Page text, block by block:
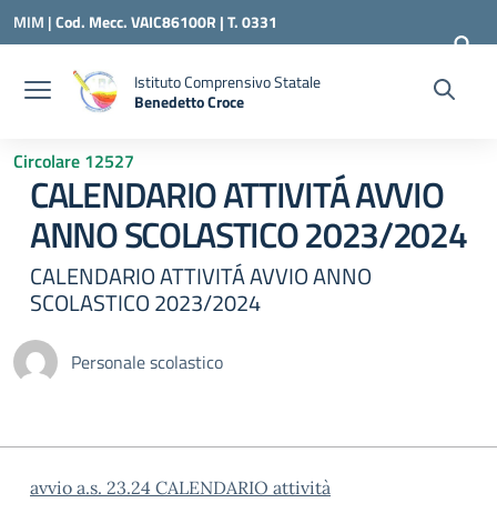
Vai ai contenuti
Vai al menu di navigazione
Vai al footer
MIM |Cod. Mecc. VAIC86100R | T. 0331
240260 | VAIC86100R@ISTRUZIONE.IT
Istituto Comprensivo Statale
Benedetto Croce
Circolare 12527
CALENDARIO ATTIVITÁ AVVIO
ANNO SCOLASTICO 2023/2024
CALENDARIO ATTIVITÁ AVVIO ANNO
SCOLASTICO 2023/2024
Personale scolastico
avvio a.s. 23.24 CALENDARIO attività